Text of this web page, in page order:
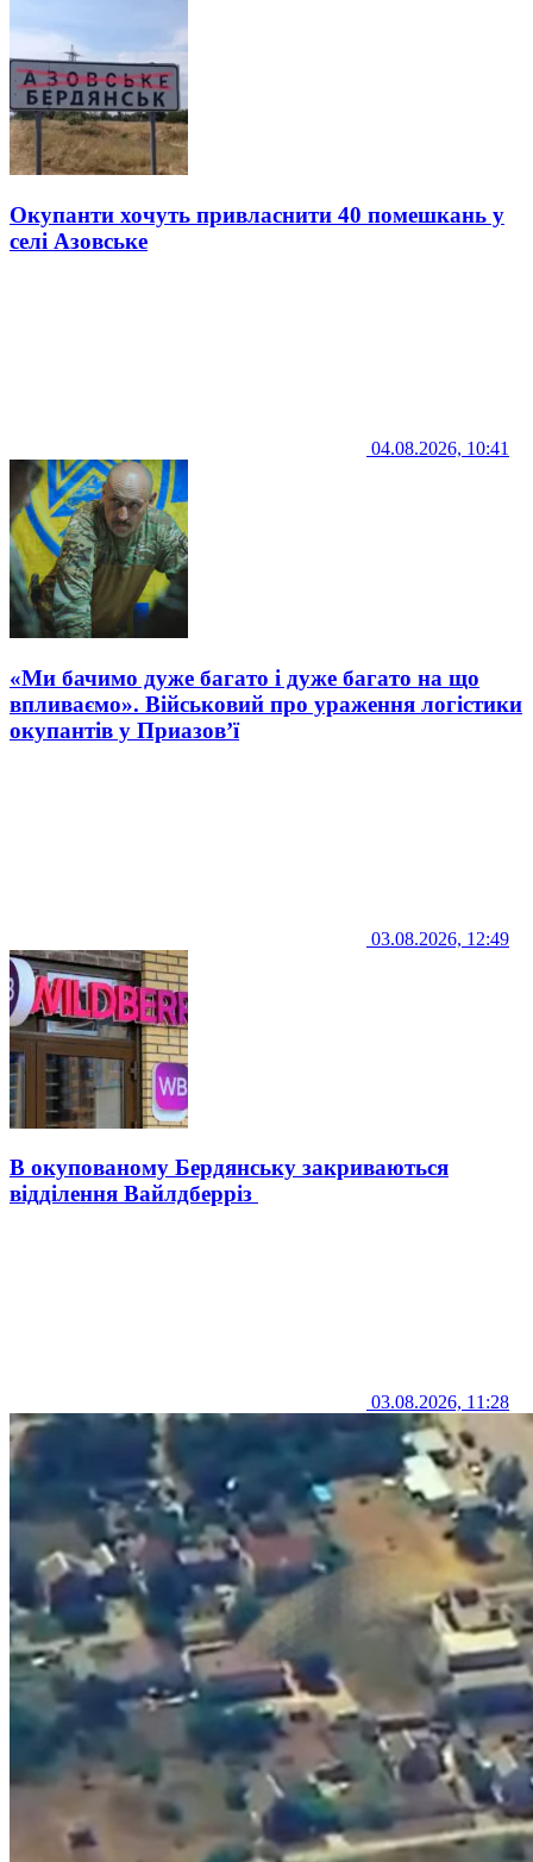
Окупанти хочуть привласнити 40 помешкань у
селі Азовське
04.08.2026, 10:41
«Ми бачимо дуже багато і дуже багато на що
впливаємо». Військовий про ураження логістики
окупантів у Приазов’ї
03.08.2026, 12:49
В окупованому Бердянську закриваються
відділення Вайлдберріз
03.08.2026, 11:28